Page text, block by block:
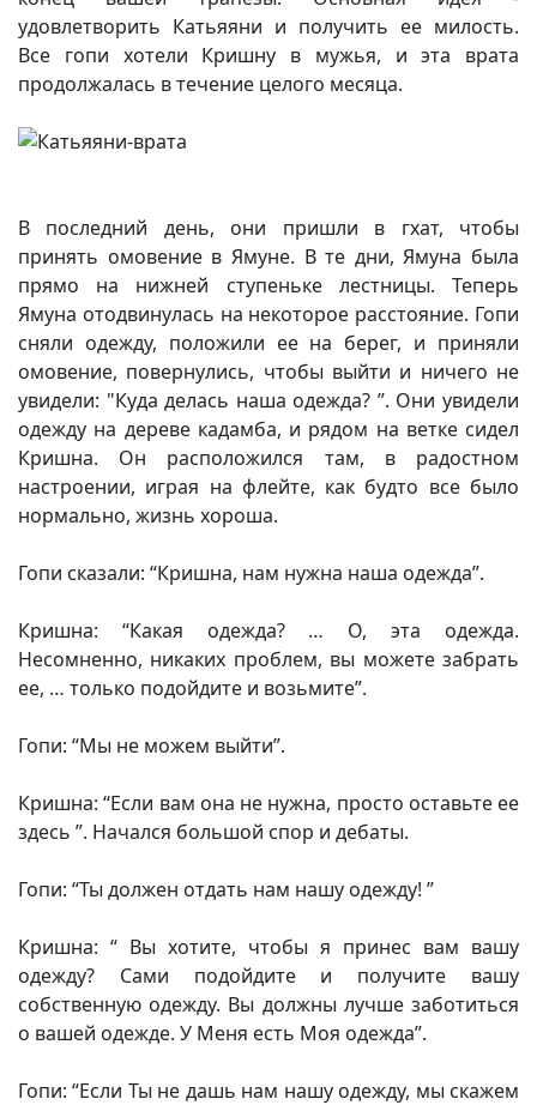
удовлетворить Катьяяни и получить ее милость.
Все гопи хотели Кришну в мужья, и эта врата
продолжалась в течение целого месяца.
В последний день, они пришли в гхат, чтобы
принять омовение в Ямуне. В те дни, Ямуна была
прямо на нижней ступеньке лестницы. Теперь
Ямуна отодвинулась на некоторое расстояние. Гопи
сняли одежду, положили ее на берег, и приняли
омовение, повернулись, чтобы выйти и ничего не
увидели: "Куда делась наша одежда? ”. Они увидели
одежду на дереве кадамба, и рядом на ветке сидел
Кришна. Он расположился там, в радостном
настроении, играя на флейте, как будто все было
нормально, жизнь хороша.
Гопи сказали: “Кришна, нам нужна наша одежда”.
Кришна: “Какая одежда? … О, эта одежда.
Несомненно, никаких проблем, вы можете забрать
ее, … только подойдите и возьмите”.
Гопи: “Мы не можем выйти”.
Кришна: “Если вам она не нужна, просто оставьте ее
здесь ”. Начался большой спор и дебаты.
Гопи: “Ты должен отдать нам нашу одежду! ”
Кришна: “ Вы хотите, чтобы я принес вам вашу
одежду? Сами подойдите и получите вашу
собственную одежду. Вы должны лучше заботиться
о вашей одежде. У Меня есть Моя одежда”.
Гопи: “Если Ты не дашь нам нашу одежду, мы скажем